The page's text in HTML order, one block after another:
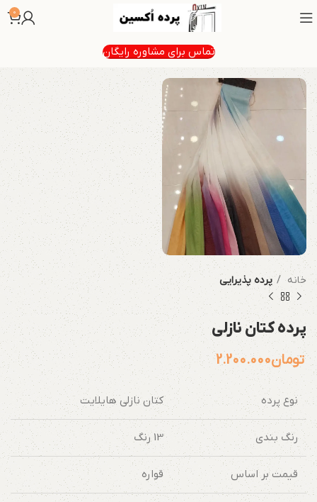
0
تماس برای مشاوره رایگان
خانه پرده پذیرایی
پرده کتان نازلی
تومان2.200.000
نوع پرده کتان نازلی هایلایت
رنگ بندی 13 رنگ
قیمت بر اساس قواره